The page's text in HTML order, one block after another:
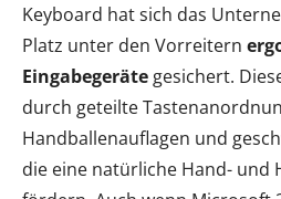
Keyboard hat sich das
Platz unter den Vorreitern
Eingabegeräte gesichert.
durch geteilte
Handballenauflagen und
die eine natürliche Hand- und